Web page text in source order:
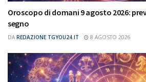
Oroscopo di domani 9 agosto 2026:
segno
DA REDAZIONE TGYOU24.IT 8 AGOSTO 2026